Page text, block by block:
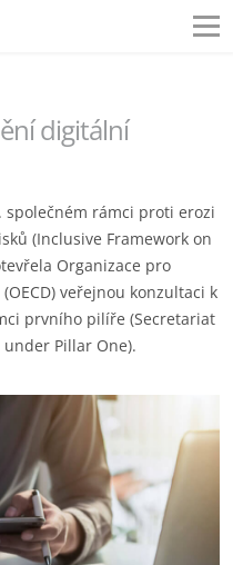
digitální
rámci proti erozi
(Inclusive Framework on
Organizace pro
veřejnou konzultaci k
prvního pilíře (Secretariat
Pillar One).